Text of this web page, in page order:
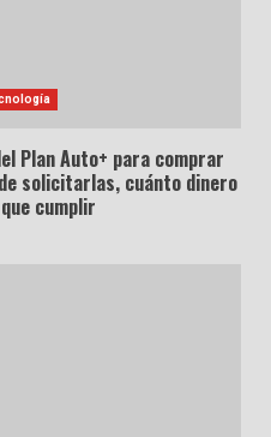
Plan Auto+ para comprar
solicitarlas, cuánto dinero
cumplir